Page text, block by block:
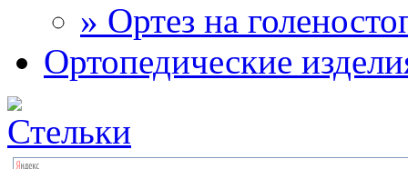
» Ортез на
Ортопедические